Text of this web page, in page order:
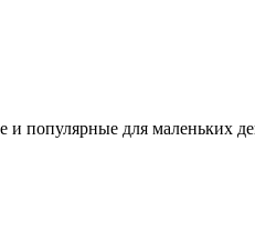
популярные для маленьких